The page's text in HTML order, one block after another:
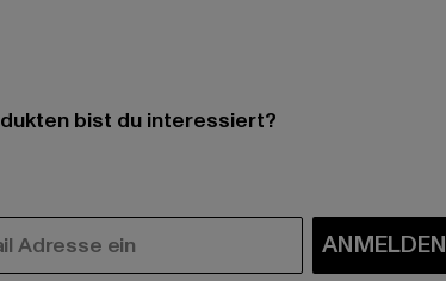
bist du interessiert?
ANMELDEN